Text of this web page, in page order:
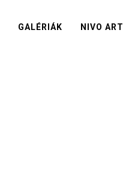
GALÉRIÁK NIVO ART